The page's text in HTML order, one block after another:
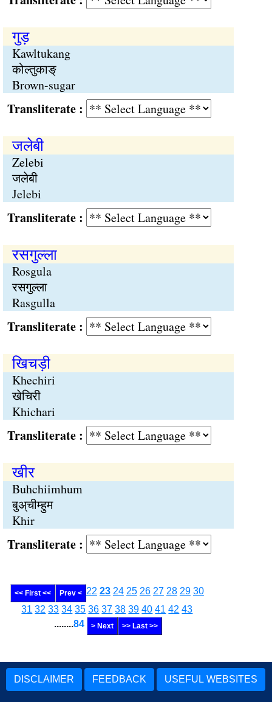
गुड़
Kawltukang
कोल्तुकाङ्
Brown-sugar
:
जलेबी
Zelebi
जलेबी
Jelebi
:
रसगुल्ला
Rosgula
रसगुल्ला
Rasgulla
:
खिचड़ी
Khechiri
खेचिरी
Khichari
:
खीर
Buhchiimhum
बुअ्चीम्हुम
Khir
:
<< First << Prev < 22 23 24 25 26 27 28 29 30
31 32 33 34 35 36 37 38 39 40 41 42 43
........84 > Next >> Last >>
DISCLAIMER FEEDBACK USEFUL WEBSITES